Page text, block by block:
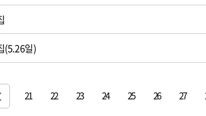
(5.26일)
21 22 23 24 25 26 27